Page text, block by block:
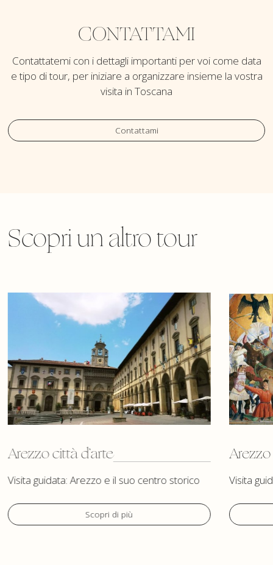
CONTATTAMI
Contattatemi con i dettagli importanti per voi come data
e tipo di tour, per iniziare a organizzare insieme la vostra
visita in Toscana
Contattami
Scopri un altro tour
Arezzo città d’arte
Visita guidata: Arezzo e il suo centro storico
Scopri di più
Visita